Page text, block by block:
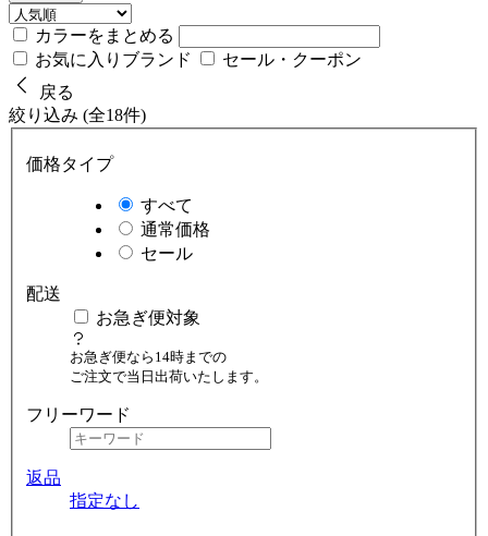
カラーをまとめる
お気に入りブランド
セール・クーポン
戻る
絞り込み (全18件)
価格タイプ
すべて
通常価格
セール
配送
お急ぎ便対象
お急ぎ便なら14時までの
ご注文で当日出荷いたします。
フリーワード
返品
指定なし